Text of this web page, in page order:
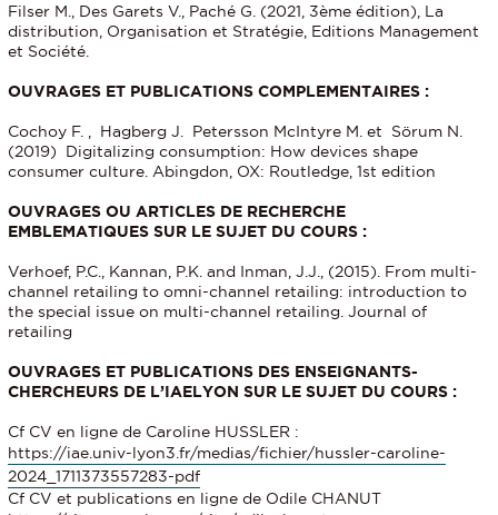
Filser M., Des Garets V., Paché G. (2021, 3ème édition), La
distribution, Organisation et Stratégie, Editions Management
et Société.
OUVRAGES ET PUBLICATIONS COMPLEMENTAIRES :
Cochoy F. , Hagberg J. Petersson McIntyre M. et Sörum N.
(2019) Digitalizing consumption: How devices shape
consumer culture. Abingdon, OX: Routledge, 1st edition
OUVRAGES OU ARTICLES DE RECHERCHE
EMBLEMATIQUES SUR LE SUJET DU COURS :
Verhoef, P.C., Kannan, P.K. and Inman, J.J., (2015). From multi-
channel retailing to omni-channel retailing: introduction to
the special issue on multi-channel retailing. Journal of
retailing
OUVRAGES ET PUBLICATIONS DES ENSEIGNANTS-
CHERCHEURS DE L’IAELYON SUR LE SUJET DU COURS :
Cf CV en ligne de Caroline HUSSLER :
https://iae.univ-lyon3.fr/medias/fichier/hussler-caroline-
2024_1711373557283-pdf
Cf CV et publications en ligne de Odile CHANUT